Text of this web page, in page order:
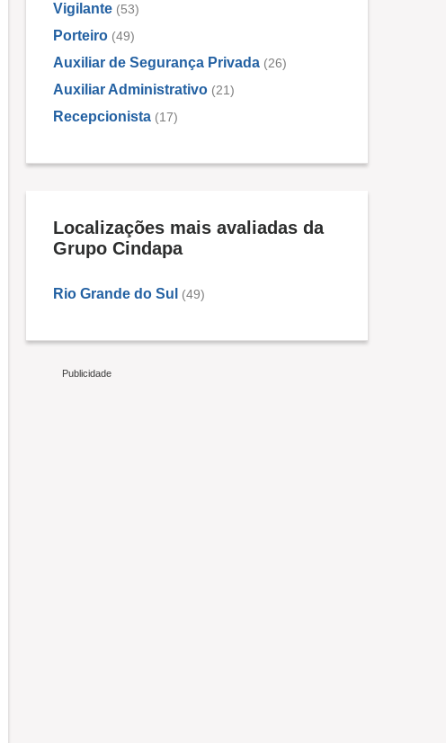
Vigilante (53)
Porteiro (49)
Auxiliar de Segurança Privada (26)
Auxiliar Administrativo (21)
Recepcionista (17)
Localizações mais avaliadas da
Grupo Cindapa
Rio Grande do Sul (49)